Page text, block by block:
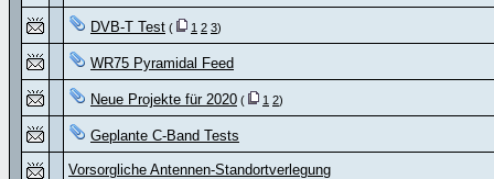
DVB-T Test ( 1 2 3)
WR75 Pyramidal Feed
Neue Projekte für 2020 ( 1 2)
Geplante C-Band Tests
Vorsorgliche Antennen-Standortverlegung